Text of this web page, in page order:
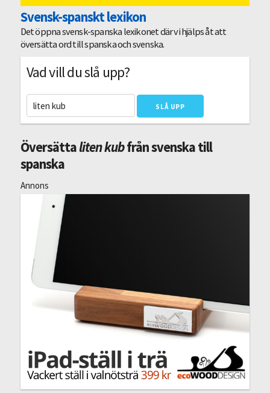
Svensk-spanskt lexikon
Det öppna svensk-spanska lexikonet där vi hjälps åt att
översätta ord till spanska och svenska.
Vad vill du slå upp?
Översättaliten kubfrån svenska till
spanska
Annons